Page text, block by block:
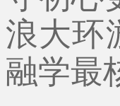
浪大环
融学最